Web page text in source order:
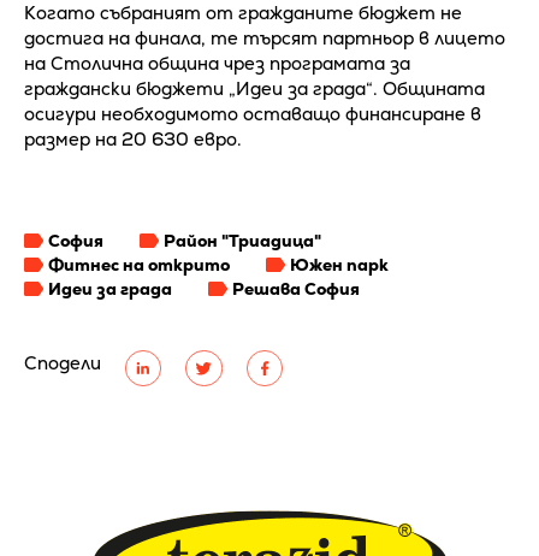
Сподели
Когато събраният от гражданите бюджет не
достига на финала, те търсят партньор в лицето
на Столична община чрез програмата за
граждански бюджети „Идеи за града“. Общината
осигури необходимото оставащо финансиране в
размер на 20 630 евро.
София
Район "Триадица"
Фитнес на открито
Южен парк
Идеи за града
Решава София